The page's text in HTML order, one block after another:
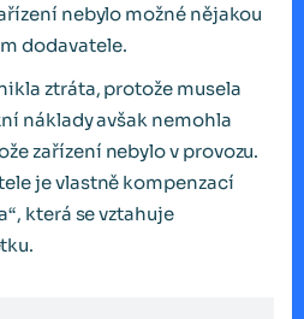
nebylo možné nějakou
dodavatele.
ztráta, protože musela
náklady avšak nemohla
zařízení nebylo v provozu.
je vlastně kompenzací
která se vztahuje